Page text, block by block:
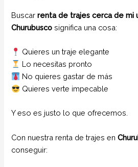
Buscarrenta de trajes cerca de mi
Churubuscosignifica una cosa:
Quieres un traje elegante
Lo necesitas pronto
No quieres gastar de más
Quieres verte impecable
Y eso es justo lo que ofrecemos.
Con nuestra renta de trajes en
conseguir: